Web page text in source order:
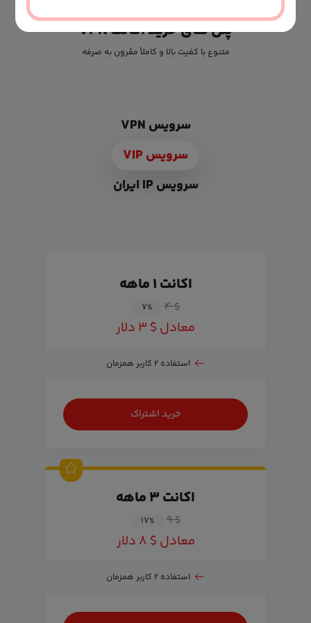
پلن های خرید اکانت VPN
متنوع با کفیت بالا و کاملأ مقرون به صرفه
سرویس VPN
سرویس VIP
سرویس IP ایران
اکانت ۱ ماهه
$ ۴ ۷%
معادل $ ۳ دلار
استفاده ۲ کاربر همزمان
خرید اشتراک
اکانت ۳ ماهه
$ ۹ ۱۷%
معادل $ ۸ دلار
استفاده ۲ کاربر همزمان